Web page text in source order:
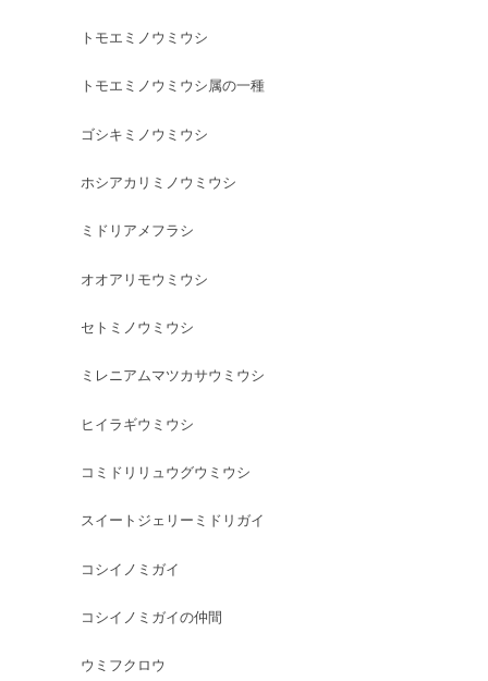
トモエミノウミウシ
トモエミノウミウシ属の一種
ゴシキミノウミウシ
ホシアカリミノウミウシ
ミドリアメフラシ
オオアリモウミウシ
セトミノウミウシ
ミレニアムマツカサウミウシ
ヒイラギウミウシ
コミドリリュウグウミウシ
スイートジェリーミドリガイ
コシイノミガイ
コシイノミガイの仲間
ウミフクロウ